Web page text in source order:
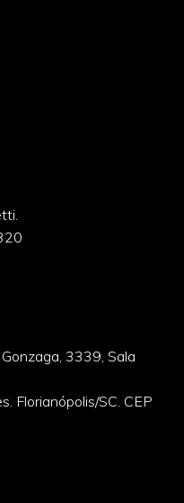
3339, Sala
Florianópolis/SC. CEP